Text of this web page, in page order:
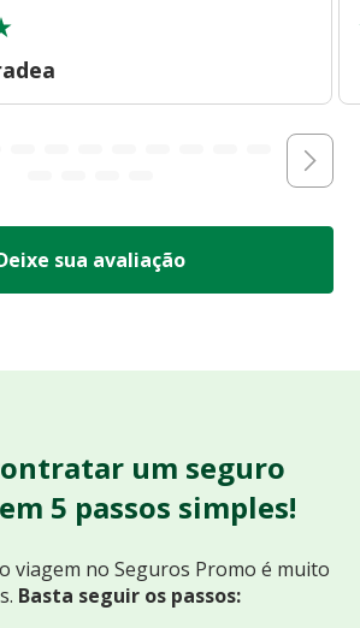
sua avaliação
um seguro
5 passos simples!
viagem no Seguros Promo é muito
Basta seguir os passos: